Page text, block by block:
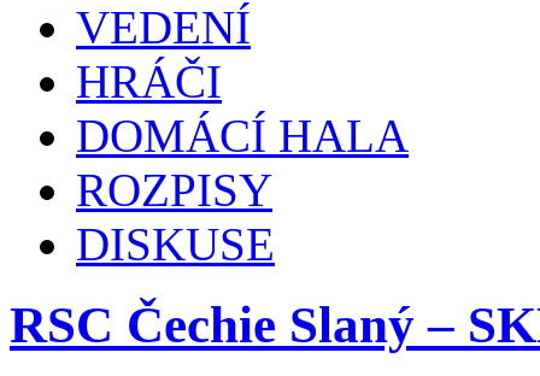
VEDENÍ
HRÁČI
DOMÁCÍ HALA
ROZPISY
DISKUSE
RSC Čechie Slaný –